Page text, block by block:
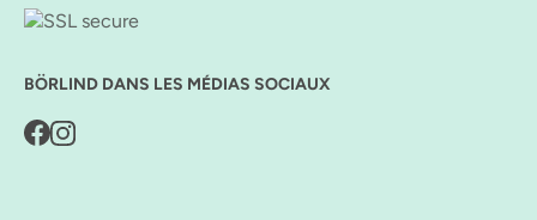
BÖRLIND DANS LES MÉDIAS SOCIAUX